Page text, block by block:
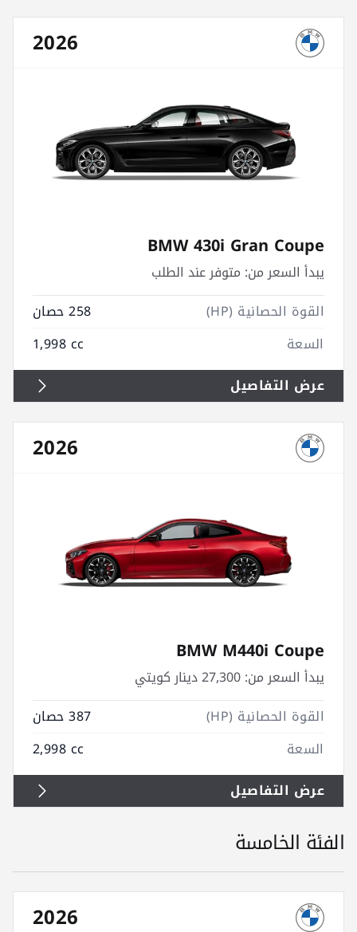
2026
BMW 430i Gran Coupe
يبدأ السعر من: متوفر عند الطلب
القوة الحصانية (HP)
258 حصان
السعة
1,998 cc
عرض التفاصيل
2026
BMW M440i Coupe
يبدأ السعر من:
القوة الحصانية (HP)
387 حصان
السعة
2,998 cc
عرض التفاصيل
الفئة الخامسة
2026